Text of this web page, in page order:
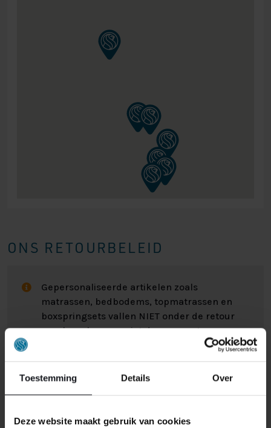
Toestemming Details Over
Deze website maakt gebruik van cookies
ONS RETOURBELEID
Gepersonaliseerde artikelen zoals
matrassen, bedbodems, topmatrassen en
boxspringsets vallen NIET onder de retour
regels en kunnen niet door ons retour
Het kan wel eens voorkomen dat u een bestelling
retour wilt sturen. Wellicht omdat het product toch niet